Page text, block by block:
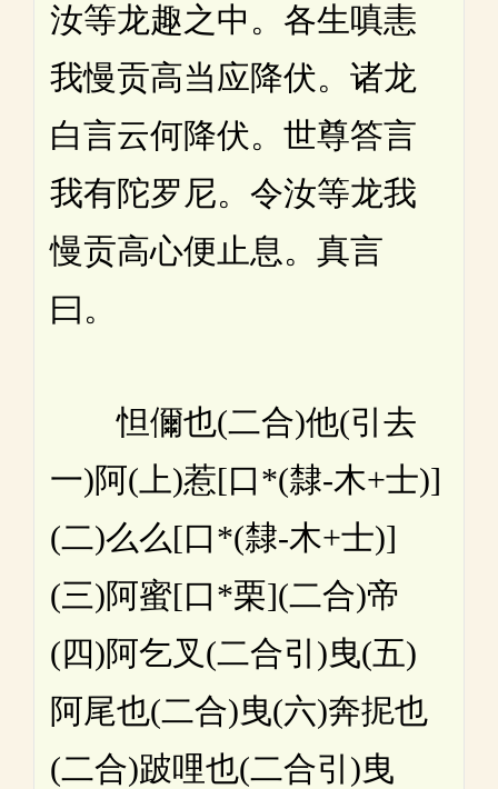
汝等龙趣之中。各生嗔恚
我慢贡高当应降伏。诸龙
白言云何降伏。世尊答言
我有陀罗尼。令汝等龙我
慢贡高心便止息。真言
曰。
怛儞也(二合)他(引去
一)阿(上)惹[口*(隸-木+士)]
(二)么么[口*(隸-木+士)]
(三)阿蜜[口*栗](二合)帝
(四)阿乞叉(二合引)曳(五)
阿尾也(二合)曳(六)奔抳也
(二合)跛哩也(二合引)曳